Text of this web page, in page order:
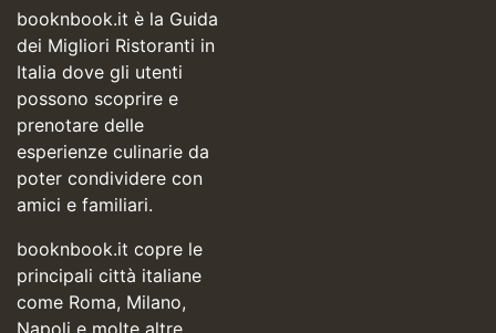
booknbook.it è la Guida
dei Migliori Ristoranti in
Italia dove gli utenti
possono scoprire e
prenotare delle
esperienze culinarie da
poter condividere con
amici e familiari.
booknbook.it copre le
principali città italiane
come Roma, Milano,
Napoli e molte altre...